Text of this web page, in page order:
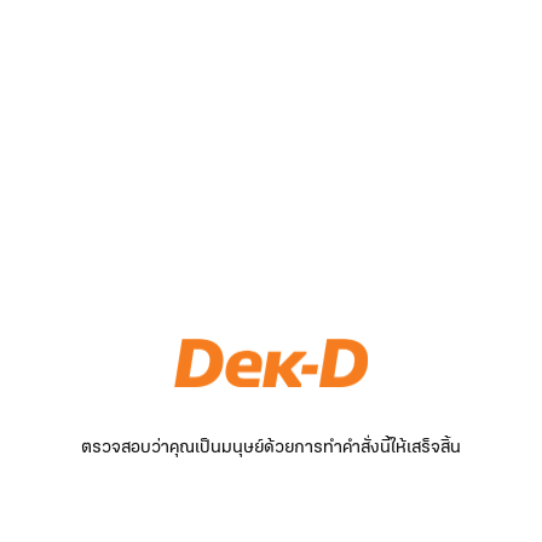
ตรวจสอบว่าคุณเป็นมนุษย์ด้วยการทำคำสั่งนี้ให้เสร็จสิ้น